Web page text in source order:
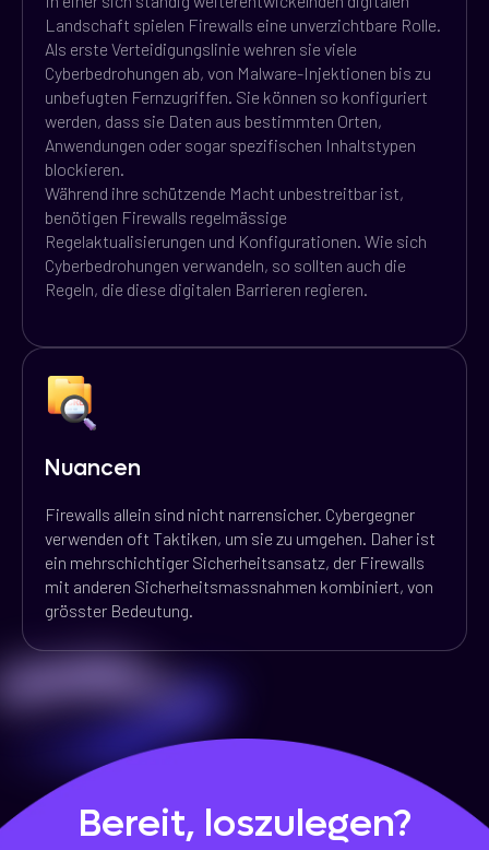
Nuancen
Firewalls allein sind nicht narrensicher. Cybergegner
verwenden oft Taktiken, um sie zu umgehen. Daher ist
ein mehrschichtiger Sicherheitsansatz, der Firewalls
mit anderen Sicherheitsmassnahmen kombiniert, von
grösster Bedeutung.
Landschaft spielen Firewalls eine unverzichtbare Rolle.
Als erste Verteidigungslinie wehren sie viele
Cyberbedrohungen ab, von Malware-Injektionen bis zu
unbefugten Fernzugriffen. Sie können so konfiguriert
werden, dass sie Daten aus bestimmten Orten,
Anwendungen oder sogar spezifischen Inhaltstypen
blockieren.
Während ihre schützende Macht unbestreitbar ist,
benötigen Firewalls regelmässige
Regelaktualisierungen und Konfigurationen. Wie sich
Cyberbedrohungen verwandeln, so sollten auch die
Regeln, die diese digitalen Barrieren regieren.
Bereit, loszulegen?